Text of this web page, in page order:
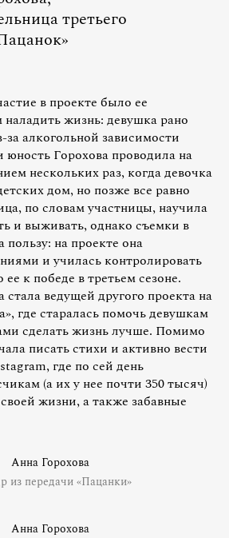
третьего
в проекте было ее
жизнь: девушка рано
за алкогольной зависимости
юность Горохова проводила на
нескольких раз, когда девочка
дом, но позже все равно
по словам участницы, научила
и выживать, однако съемки в
на проекте она
и училась контролировать
к победе в третьем сезоне.
ведущей другого проекта на
где старалась помочь девушкам
сделать жизнь лучше. Помимо
писать стихи и активно вести
где по сей день
(а их у нее почти 350 тысяч)
жизни, а также забавные
Анна Горохова
из передачи «Пацанки»
Анна Горохова